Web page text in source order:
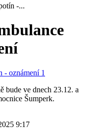
-...
bude ve dnech 23.12. a
Šumperk.
9:17